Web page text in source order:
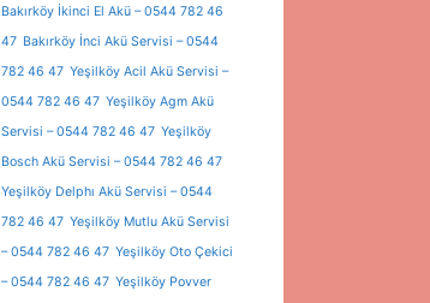
Bakırköy İkinci El Akü – 0544 782 46
47 Bakırköy İnci Akü Servisi – 0544
782 46 47 Yeşilköy Acil Akü Servisi –
0544 782 46 47 Yeşilköy Agm Akü
Servisi – 0544 782 46 47 Yeşilköy
Bosch Akü Servisi – 0544 782 46 47
Yeşilköy Delphı Akü Servisi – 0544
782 46 47 Yeşilköy Mutlu Akü Servisi
– 0544 782 46 47 Yeşilköy Oto Çekici
– 0544 782 46 47 Yeşilköy Povver